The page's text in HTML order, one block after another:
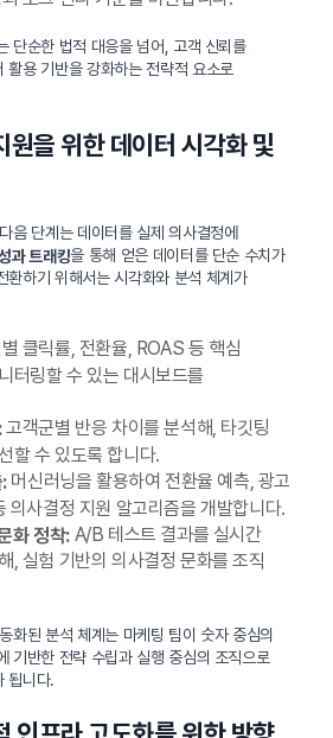
단순한 법적 대응을 넘어, 고객 신뢰를
활용 기반을 강화하는 전략적 요소로
을 위한 데이터 시각화 및
음 단계는 데이터를 실제 의사결정에
과 트래킹을 통해 얻은 데이터를 단순 수치가
환하기 위해서는 시각화와 분석 체계가
클릭률, 전환율, ROAS 등 핵심
터링할 수 있는 대시보드를
고객군별 반응 차이를 분석해, 타깃팅
할 수 있도록 합니다.
머신러닝을 활용하여 전환율 예측, 광고
의사결정 지원 알고리즘을 개발합니다.
화 정착:A/B 테스트 결과를 실시간
, 실험 기반의 의사결정 문화를 조직
화된 분석 체계는 마케팅 팀이 숫자 중심의
기반한 전략 수립과 실행 중심의 조직으로
됩니다.